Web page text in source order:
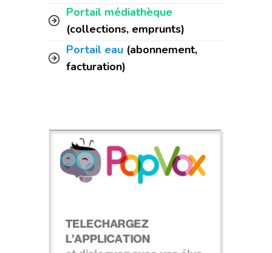
Portail médiathèque
(collections, emprunts)
Portail eau (abonnement,
facturation)